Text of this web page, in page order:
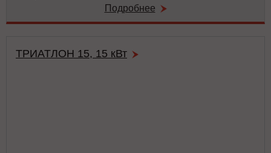
Подробнее
ТРИАТЛОН 15, 15 кВт